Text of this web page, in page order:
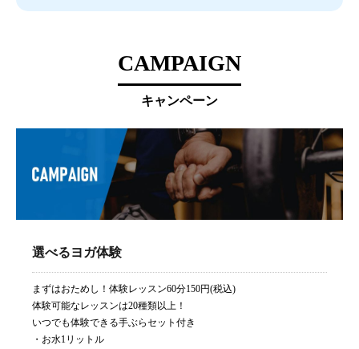
CAMPAIGN
キャンペーン
選べるヨガ体験
まずはおためし！体験レッスン60分150円(税込)
体験可能なレッスンは20種類以上！
いつでも体験できる手ぶらセット付き
・お水1リットル